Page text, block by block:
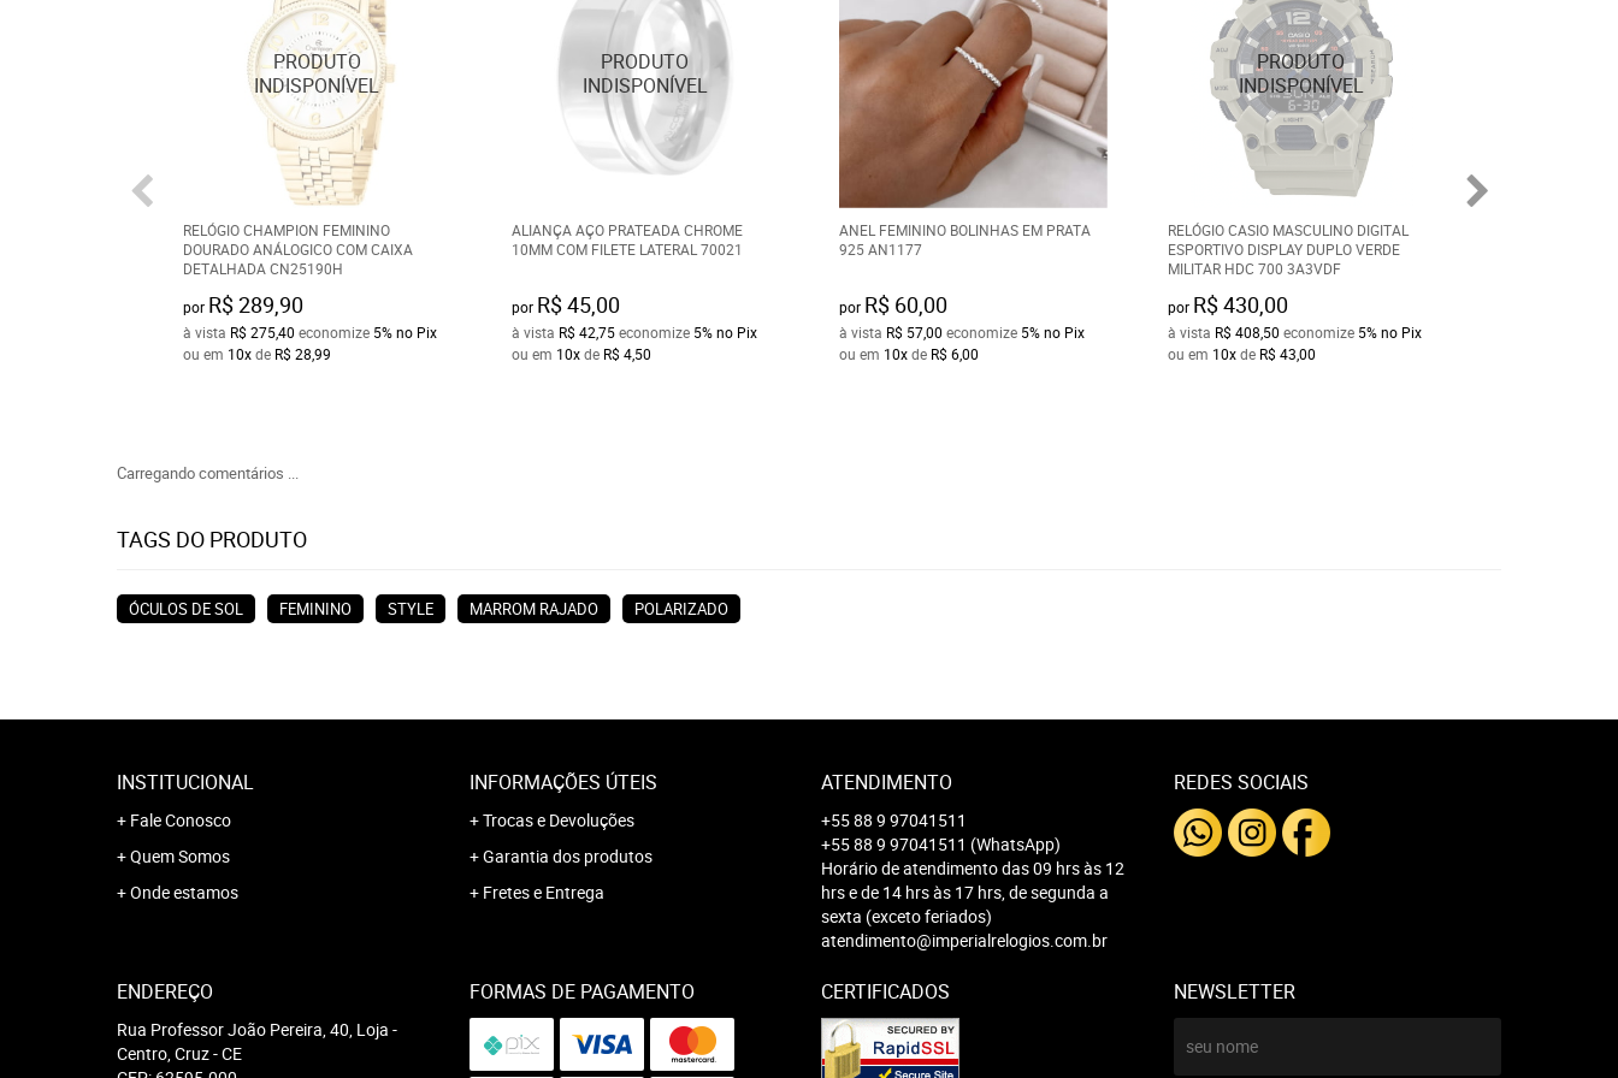
RELÓGIO CHAMPION FEMININO
DOURADO ANÁLOGICO COM CAIXA
DETALHADA CN25190H
por R$ 289,90
à vista R$ 275,40 economize 5%no Pix
ou em 10xde R$ 28,99
ALIANÇA AÇO PRATEADA CHROME
10MM COM FILETE LATERAL 70021
por R$ 45,00
à vista R$ 42,75economize 5% no Pix
ou em 10xde R$ 4,50
ANEL FEMININO BOLINHAS EM PRATA
925 AN1177
por R$ 60,00
à vista R$ 57,00 economize 5%no Pix
ou em 10xde R$ 6,00
RELÓGIO CASIO MASCULINO DIGITAL
ESPORTIVO DISPLAY DUPLO VERDE
MILITAR HDC 700 3A3VDF
por R$ 430,00
à vista R$ 408,50 economize 5% no Pix
ou em 10xde R$ 43,00
Carregando comentários ...
TAGS DO PRODUTO
ÓCULOS DE SOL FEMININO STYLE MARROM RAJADO POLARIZADO
INSTITUCIONAL
Fale Conosco
Quem Somos
Onde estamos
INFORMAÇÕES ÚTEIS
Trocas e Devoluções
Garantia dos produtos
Fretes e Entrega
ATENDIMENTO
+55 88 9 97041511
+55 88 9 97041511 (WhatsApp)
Horário de atendimento das 09 hrs às 12
hrs e de 14 hrs às 17 hrs, de segunda a
sexta (exceto feriados)
atendimento@imperialrelogios.com.br
REDES SOCIAIS
ENDEREÇO
Rua Professor João Pereira, 40, Loja -
Centro, Cruz-CE
FORMAS DE PAGAMENTO CERTIFICADOS NEWSLETTER